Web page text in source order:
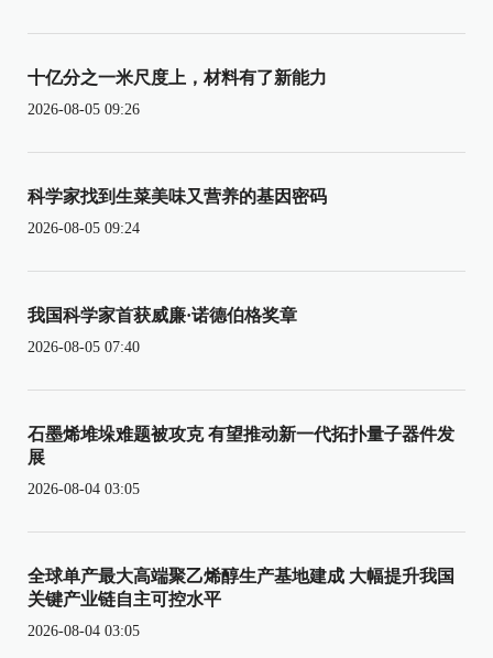
十亿分之一米尺度上，材料有了新能力
2026-08-05 09:26
科学家找到生菜美味又营养的基因密码
2026-08-05 09:24
我国科学家首获威廉·诺德伯格奖章
2026-08-05 07:40
石墨烯堆垛难题被攻克 有望推动新一代拓扑量子器件发
展
2026-08-04 03:05
全球单产最大高端聚乙烯醇生产基地建成 大幅提升我国
关键产业链自主可控水平
2026-08-04 03:05